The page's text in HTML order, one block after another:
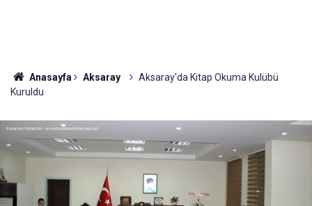
Anasayfa Aksaray
Aksaray'da Kitap Okuma Kulübü
Kuruldu